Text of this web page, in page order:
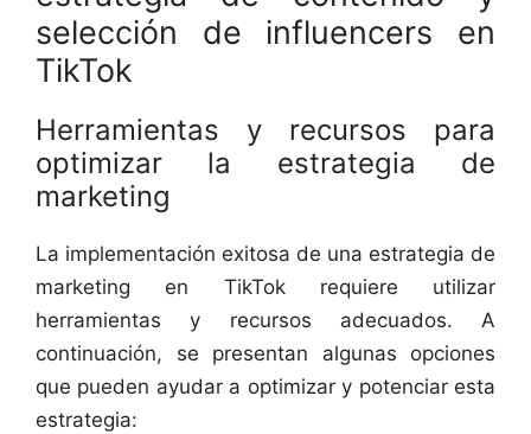
selección de influencers en
TikTok
Herramientas y recursos para
optimizar la estrategia de
marketing
La implementación exitosa de una estrategia de
marketing en TikTok requiere utilizar
herramientas y recursos adecuados. A
continuación, se presentan algunas opciones
que pueden ayudar a optimizar y potenciar esta
estrategia: